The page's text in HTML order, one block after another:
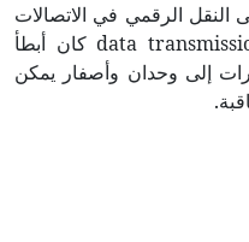
النقل الرقمي في الاتصالات
أو ما يسمى إرسال المعطيات data transmission كان أبطأ
إلى وحدان وأصفار يمكن